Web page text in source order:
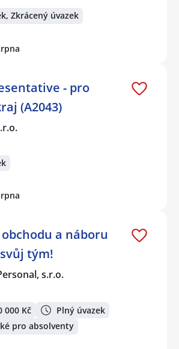
Zkrácený úvazek
- pro
(A2043)
obchodu a náboru
tým!
s.r.o.
000 Kč
Plný úvazek
pro absolventy